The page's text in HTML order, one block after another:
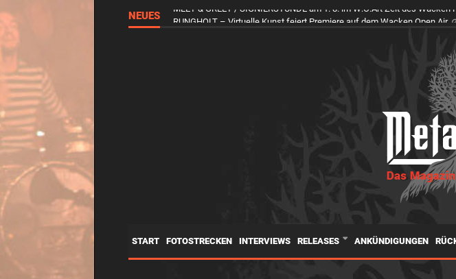
NEUES MEET & GREET / SIGNIERSTUNDE am 1. 8. im W:O:Art Zelt des
START FOTOSTRECKEN INTERVIEWS RELEASES ANKÜNDIGUNGEN